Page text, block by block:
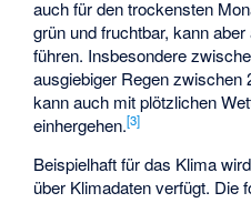
auch für den trockensten
grün und fruchtbar, kann
führen. Insbesondere
ausgiebiger Regen
kann auch mit plötzlichen
einhergehen.[3]
Beispielhaft für das Klima
über Klimadaten verfügt. Die